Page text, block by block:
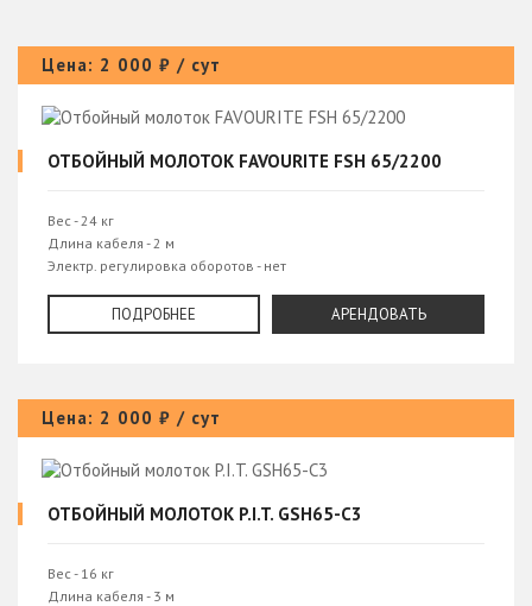
Цена: 2 000 ₽ / сут
ОТБОЙНЫЙ МОЛОТОК FAVOURITE FSH 65/2200
Вес - 24 кг
Длина кабеля - 2 м
Электр. регулировка оборотов - нет
Тип патрона - шестигранный
ПОДРОБНЕЕ АРЕНДОВАТЬ
Цена: 2 000 ₽ / сут
ОТБОЙНЫЙ МОЛОТОК P.I.T. GSH65-C3
Вес - 16 кг
Длина кабеля - 3 м